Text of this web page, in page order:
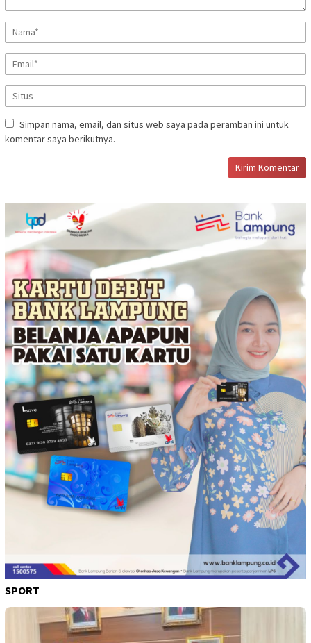
Simpan nama, email, dan situs web saya pada peramban ini untuk
komentar saya berikutnya.
SPORT